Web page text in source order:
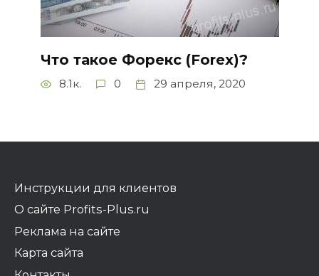
Что такое Форекс (Forex)?
8.1к. 0 29 апреля, 2020
Инструкции для клиентов
О сайте Profits-Plus.ru
Реклама на сайте
Карта сайта